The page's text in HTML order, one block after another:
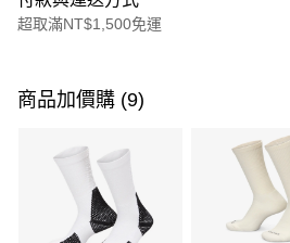
超取滿NT$1,500免運
信用卡一次付款
3 期 0 利率 每期
合作金庫商業銀行
第
華南商業銀行
彰
商品加價購 (9)